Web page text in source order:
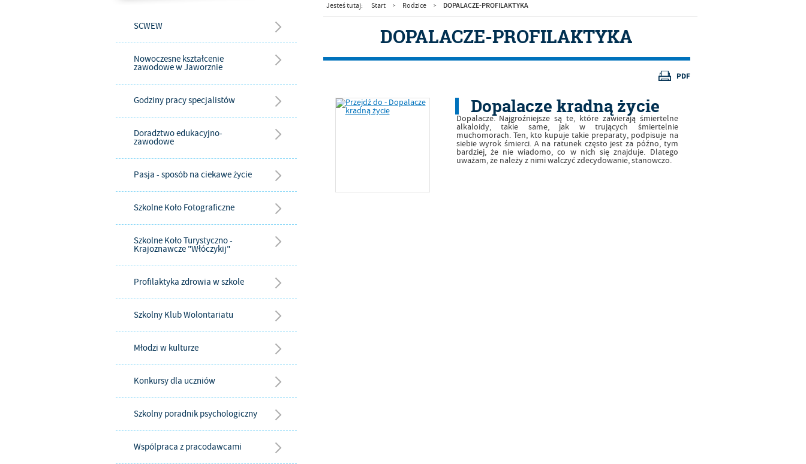
SCWEW
Nowoczesne kształcenie
zawodowe w Jaworznie
Godziny pracy specjalistów
Doradztwo edukacyjno-
zawodowe
Pasja - sposób na ciekawe życie
Szkolne Koło Fotograficzne
Szkolne Koło Turystyczno -
Krajoznawcze "Włóczykij"
Profilaktyka zdrowia w szkole
Szkolny Klub Wolontariatu
Młodzi w kulturze
Konkursy dla uczniów
Szkolny poradnik psychologiczny
Wspólpraca z pracodawcami
Jesteś tutaj: Start > Rodzice > DOPALACZE-PROFILAKTYKA
DOPALACZE-PROFILAKTYKA
Dopalacze kradną życie
Dopalacze. Najgroźniejsze są te, które zawierają śmiertelne
alkaloidy, takie same, jak w trujących śmiertelnie
muchomorach. Ten, kto kupuje takie preparaty, podpisuje na
siebie wyrok śmierci. A na ratunek często jest za późno, tym
bardziej, że nie wiadomo, co w nich się znajduje. Dlatego
uważam, że należy z nimi walczyć zdecydowanie, stanowczo.